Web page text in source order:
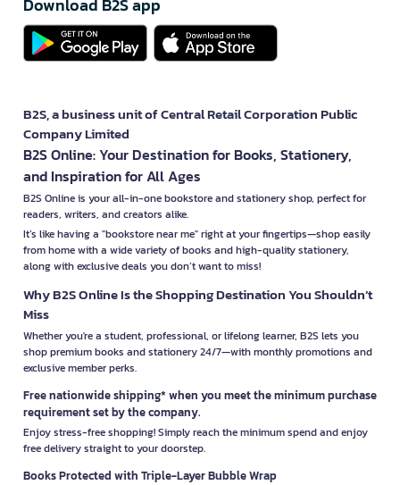
Download B2S app
B2S, a business unit of Central Retail Corporation Public
Company Limited
B2S Online: Your Destination for Books, Stationery,
and Inspiration for All Ages
B2S Online is your all-in-one bookstore and stationery shop, perfect for
readers, writers, and creators alike.
It’s like having a "bookstore near me" right at your fingertips—shop easily
from home with a wide variety of books and high-quality stationery,
along with exclusive deals you don’t want to miss!
Why B2S Online Is the Shopping Destination You Shouldn’t
Miss
Whether you're a student, professional, or lifelong learner, B2S lets you
shop premium books and stationery 24/7—with monthly promotions and
exclusive member perks.
Free nationwide shipping* when you meet the minimum purchase
requirement set by the company.
Enjoy stress-free shopping! Simply reach the minimum spend and enjoy
free delivery straight to your doorstep.
Books Protected with Triple-Layer Bubble Wrap